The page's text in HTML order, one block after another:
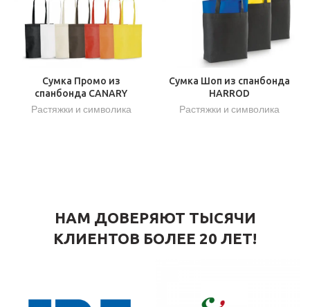
Сумка Промо из
спанбонда CANARY
Растяжки и символика
Сумка Шоп из спанбонда
HARROD
Растяжки и символика
НАМ ДОВЕРЯЮТ ТЫСЯЧИ
КЛИЕНТОВ БОЛЕЕ 20 ЛЕТ!